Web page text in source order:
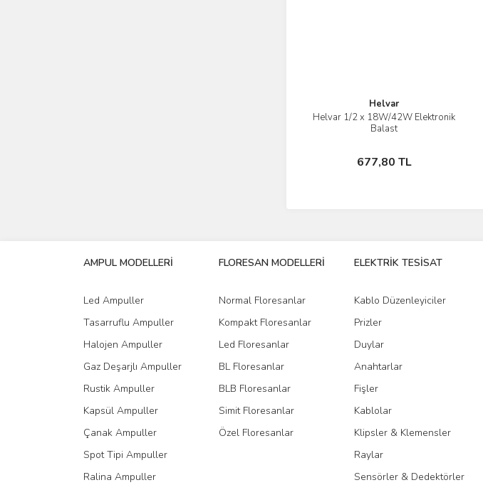
Helvar
Helvar 1/2 x 18W/42W Elektronik
Balast
677,80 TL
İncele
Sepete Ekle
AMPUL MODELLERİ
Led Ampuller
Tasarruflu Ampuller
Halojen Ampuller
Gaz Deşarjlı Ampuller
Rustik Ampuller
Kapsül Ampuller
Çanak Ampuller
Spot Tipi Ampuller
Ralina Ampuller
FLORESAN MODELLERİ
Normal Floresanlar
Kompakt Floresanlar
Led Floresanlar
BL Floresanlar
BLB Floresanlar
Simit Floresanlar
Özel Floresanlar
ELEKTRİK TESİSAT
Kablo Düzenleyiciler
Prizler
Duylar
Anahtarlar
Fişler
Kablolar
Klipsler & Klemensler
Raylar
Sensörler & Dedektörler